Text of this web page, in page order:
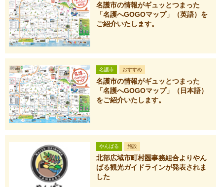
名護市の情報がギュッとつまった
「名護へGOGOマップ」（英語）を
ご紹介いたします。
名護市 おすすめ
名護市の情報がギュッとつまった
「名護へGOGOマップ」（日本語）
をご紹介いたします。
やんばる 施設
北部広域市町村圏事務組合よりやん
ばる観光ガイドラインが発表されま
した